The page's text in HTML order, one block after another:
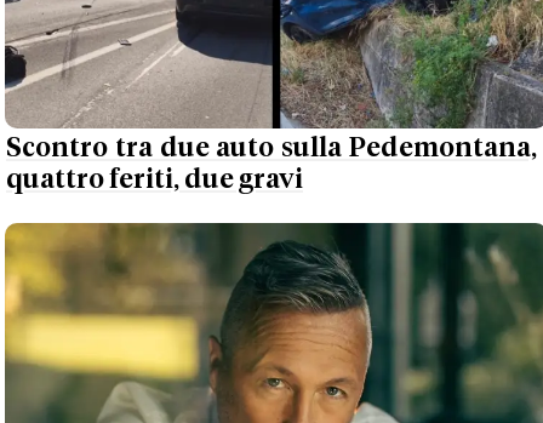
Scontro tra due auto sulla Pedemontana,
quattro feriti, due gravi